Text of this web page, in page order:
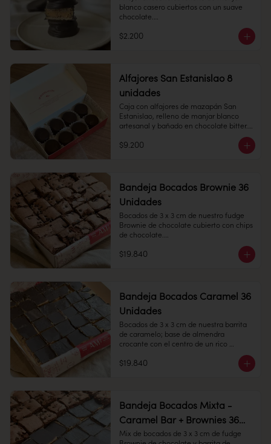
Empolvado: alfajor de bizcocho suave
Alfajor: alfajor de manzapán San
Estanislao y manjar blanco, cubierto en
chocolate bitter.
Cantidad: 50 unidades
humedad.
Duración: 10 días.
blanco casero cubiertos con un suave
chocolate.
entre 4°C y 10°C
Vida útil: 30 dias
$2.200
Alfajores San Estanislao 8
unidades
Caja con alfajores de mazapán San
Estanislao, relleno de manjar blanco
artesanal y bañado en chocolate bitter.
humedad.
Duración: 30 días.
$9.200
Bandeja Bocados Brownie 36
Unidades
Bocados de 3 x 3 cm de nuestro fudge
Brownie de chocolate cubierto con chips
de chocolate.
36 unidades.
humedad.
$19.840
Bandeja Bocados Caramel 36
Unidades
Bocados de 3 x 3 cm de nuestra barrita
de caramelo; base de almendra
crocante con el centro de un rico
amargo.
Conservación: Mantener sellado en un
lugar fresco y seco , entre 10-18 °C, 65%
humedad.
$19.840
Bandeja Bocados Mixta -
Caramel Bar + Brownies 36
Unidades
Mix de bocados de 3 x 3 cm de fudge